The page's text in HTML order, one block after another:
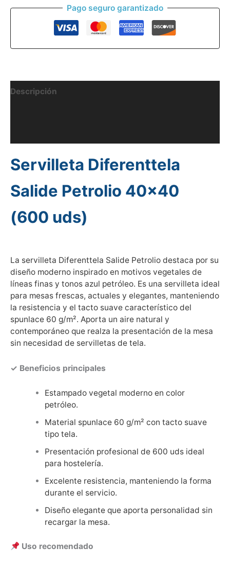
cantidad
Pago seguro garantizado
Descripción
Servilleta Diferenttela
Salide Petrolio 40×40
(600 uds)
La servilleta Diferenttela Salide Petrolio destaca por su
diseño moderno inspirado en motivos vegetales de
líneas finas y tonos azul petróleo. Es una servilleta ideal
para mesas frescas, actuales y elegantes, manteniendo
la resistencia y el tacto suave característico del
spunlace 60 g/m². Aporta un aire natural y
contemporáneo que realza la presentación de la mesa
sin necesidad de servilletas de tela.
✓ Beneficios principales
Estampado vegetal moderno en color
petróleo.
Material spunlace 60 g/m² con tacto suave
tipo tela.
Presentación profesional de 600 uds ideal
para hostelería.
Excelente resistencia, manteniendo la forma
durante el servicio.
Diseño elegante que aporta personalidad sin
recargar la mesa.
Uso recomendado